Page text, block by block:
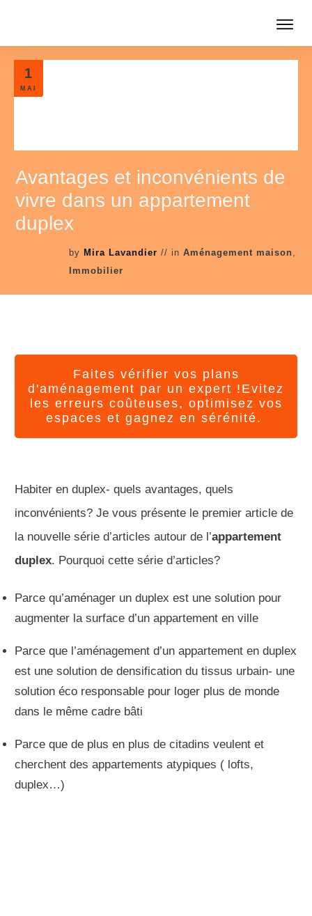
1
MAI
Avantages et inconvénients de
vivre dans un appartement
duplex
by Mira Lavandier // in Aménagement maison,
Immobilier
Faites vérifier vos plans
d'aménagement par un expert !Evitez
les erreurs coûteuses, optimisez vos
espaces et gagnez en sérénité.
Habiter en duplex- quels avantages, quels
inconvénients? Je vous présente le premier article de
la nouvelle série d’articles autour de l’appartement
duplex. Pourquoi cette série d’articles?
Parce qu’aménager un duplex est une solution pour
augmenter la surface d’un appartement en ville
Parce que l’aménagement d’un appartement en duplex
est une solution de densification du tissus urbain- une
solution éco responsable pour loger plus de monde
dans le même cadre bâti
Parce que de plus en plus de citadins veulent et
cherchent des appartements atypiques ( lofts,
duplex…)